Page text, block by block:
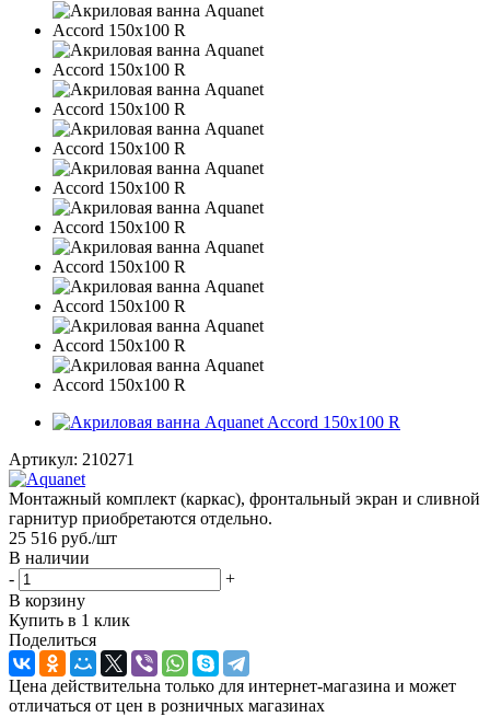
Артикул: 210271
Монтажный комплект (каркас), фронтальный экран и сливной
гарнитур приобретаются отдельно.
25 516 руб./шт
В наличии
-
+
В корзину
Купить в 1 клик
Поделиться
Цена действительна только для интернет-магазина и может
отличаться от цен в розничных магазинах